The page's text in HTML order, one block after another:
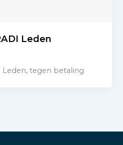
Leden
Leden, tegen betaling